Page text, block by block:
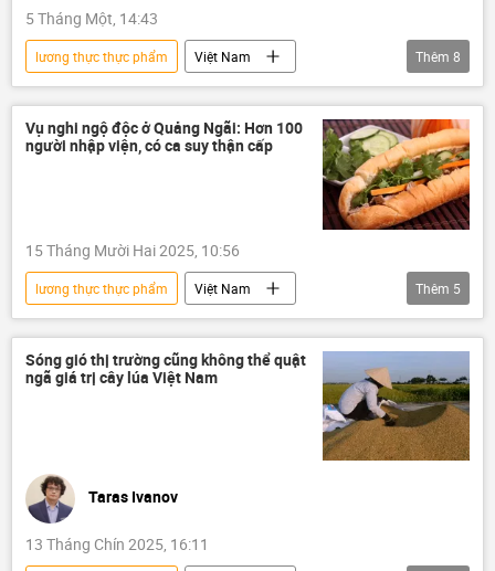
5 Tháng Một, 14:43
lương thực thực phẩm
Việt Nam
thông tin
Hà Nội
chợ
Chợ Long Biên
chính quyền
Xã hội
thực phẩm
Thêm 8
Vụ nghi ngộ độc ở Quảng Ngãi: Hơn 100
người nhập viện, có ca suy thận cấp
15 Tháng Mười Hai 2025, 10:56
lương thực thực phẩm
Việt Nam
bánh mì
y tế
Bộ Y Tế Việt Nam
thực phẩm
an toàn thực phẩm
ngộ độc
Thêm 5
Sóng gió thị trường cũng không thể quật
ngã giá trị cây lúa Việt Nam
Taras Ivanov
13 Tháng Chín 2025, 16:11